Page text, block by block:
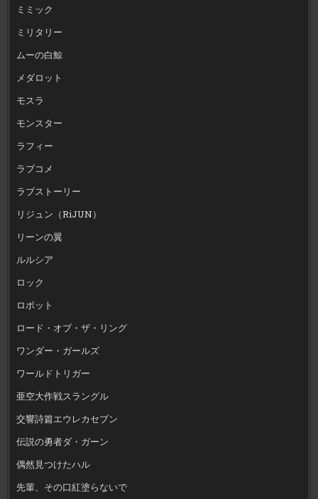
ミミック
ミリタリー
ムーの白鯨
メダロット
モスラ
モンスター
ラフィー
ラブコメ
ラブストーリー
リジュン（RiJUN）
リーンの翼
ルルシア
ロック
ロボット
ロード・オブ・ザ・リング
ワンダー・ガールズ
ワールドトリガー
亜空大作戦スラングル
交響詩篇エウレカセブン
伝説の勇者ダ・ガーン
偶然見つけたハル
先輩、その口紅塗らないで